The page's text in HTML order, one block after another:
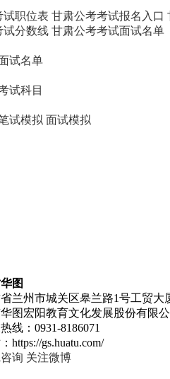
试职位表 甘肃公考考试报名入口
试分数线 甘肃公考考试面试名单
试名单
试科目
试模拟 面试模拟
图
兰州市城关区皋兰路1号工贸大
图宏阳教育文化发展股份有限
线： 0931-8186071
https://gs.huatu.com/
询 关注微博